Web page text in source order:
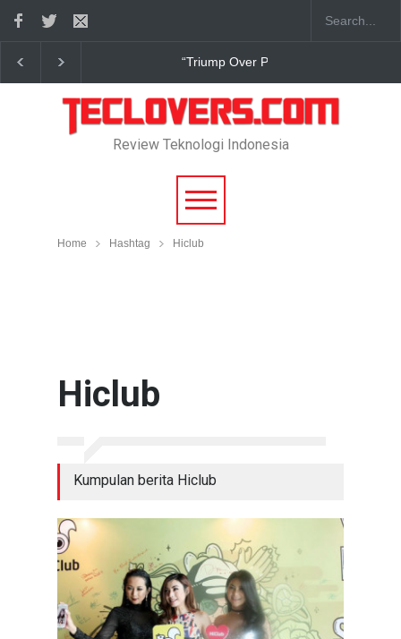
sudah hadir True Digital Plus janji dukung pengembang
Review Teknologi Indonesia
Home Hashtag Hiclub
Hiclub
Kumpulan berita Hiclub